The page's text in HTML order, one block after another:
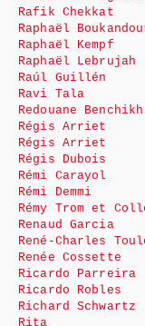
Rafik Chekkat
Raphaël
Raphaël Kempf
Raphaël Lebrujah
Raúl Guillén
Ravi Tala
Redouane Benchikh
Régis Arriet
Régis Arriet
Régis Dubois
Rémi Carayol
Rémi Demmi
Rémy Trom et
Renaud Garcia
René-Charles
Renée Cossette
Ricardo Parreira
Ricardo Robles
Richard Schwartz
Rita